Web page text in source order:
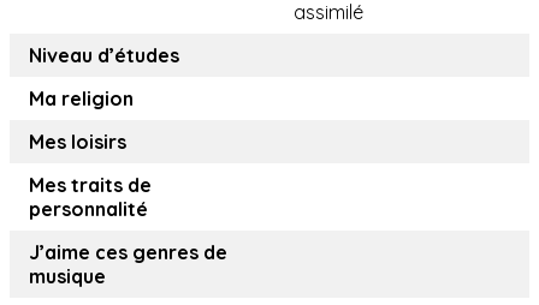
assimilé
Niveau d’études
Ma religion
Mes loisirs
Mes traits de
personnalité
J’aime ces genres de
musique